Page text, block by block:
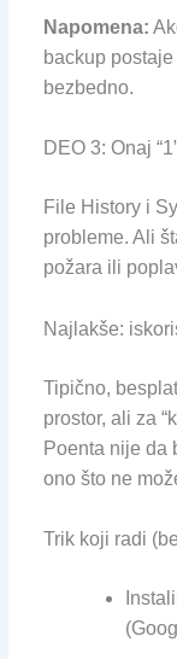
Napomena:
backup
bezbedno.
DEO 3: Onaj
File History i
probleme. Ali
požara ili
Najlakše:
Tipično,
prostor, ali za
Poenta nije da
ono što ne
Trik koji radi